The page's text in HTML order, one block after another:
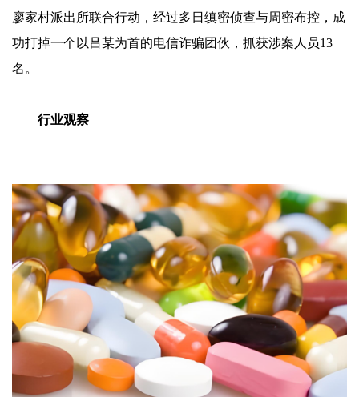
廖家村派出所联合行动，经过多日缜密侦查与周密布控，成
功打掉一个以吕某为首的电信诈骗团伙，抓获涉案人员13
名。
行业观察